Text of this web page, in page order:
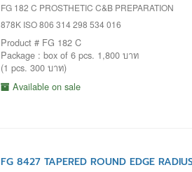
FG 182 C PROSTHETIC C&B PREPARATION
878K ISO 806 314 298 534 016
Product # FG 182 C
Package : box of 6 pcs. 1,800 บาท
(1 pcs. 300 บาท)
Available on sale
FG 8427 TAPERED ROUND EDGE